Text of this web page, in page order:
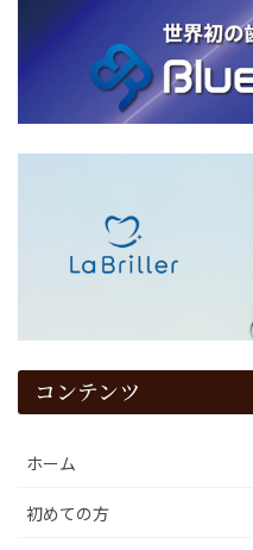
コンテンツ
ホーム
初めての方